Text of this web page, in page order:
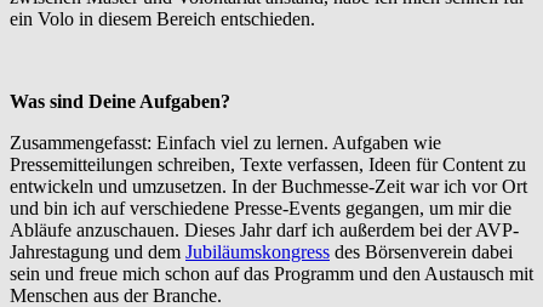
ein Volo in diesem Bereich entschieden.
Was sind Deine Aufgaben?
Zusammengefasst: Einfach viel zu lernen. Aufgaben wie
Pressemitteilungen schreiben, Texte verfassen, Ideen für Content zu
entwickeln und umzusetzen. In der Buchmesse-Zeit war ich vor Ort
und bin ich auf verschiedene Presse-Events gegangen, um mir die
Abläufe anzuschauen. Dieses Jahr darf ich außerdem bei der AVP-
Jahrestagung und dem Jubiläumskongress des Börsenverein dabei
sein und freue mich schon auf das Programm und den Austausch mit
Menschen aus der Branche.